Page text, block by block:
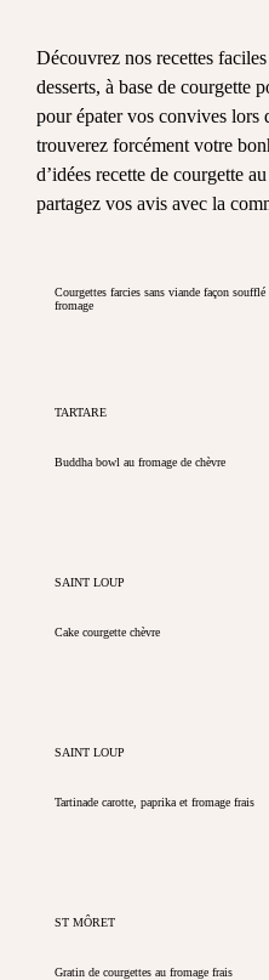
Découvrez nos recettes
desserts, à base de courgette
pour épater vos convives lors
trouverez forcément votre
d’idées recette de courgette
partagez vos avis avec la
Courgettes farcies sans viande façon soufflé
fromage
TARTARE
Buddha bowl au fromage de chèvre
SAINT LOUP
Cake courgette chèvre
SAINT LOUP
Tartinade carotte, paprika et fromage frais
ST MÔRET
Gratin de courgettes au fromage frais